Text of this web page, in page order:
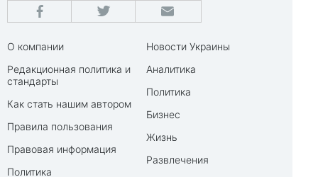
О компании
Редакционная политика и
стандарты
Как стать нашим автором
Правила пользования
Правовая информация
Политика
Новости Украины
Аналитика
Политика
Бизнес
Жизнь
Развлечения